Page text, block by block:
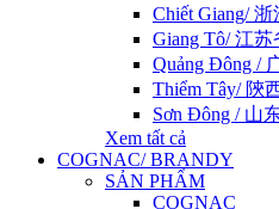
Chiết Giang/ 浙
Giang Tô/ 江苏
Quảng Đông /
Thiểm Tây/ 陝
Sơn Đông / 山
Xem tất cả
COGNAC/ BRANDY
SẢN PHẨM
COGNAC